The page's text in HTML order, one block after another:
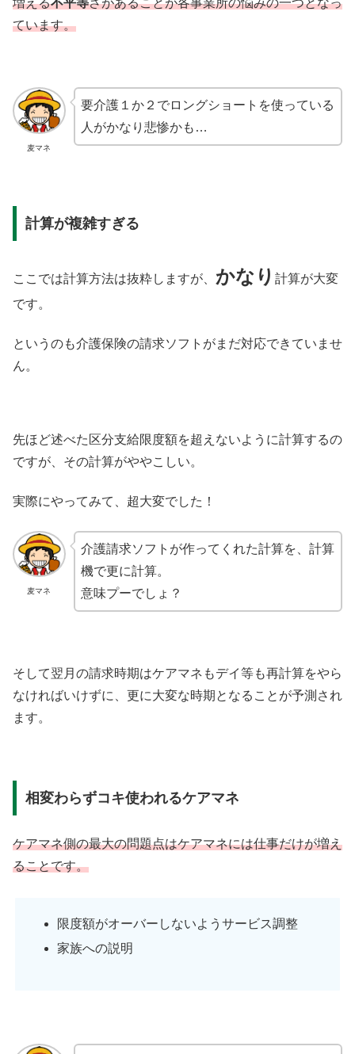
ています。
麦マネ
要介護１か２でロングショートを使っている
人がかなり悲惨かも…
計算が複雑すぎる
ここでは計算方法は抜粋しますが、 かなり 計算が大変
です。
というのも介護保険の請求ソフトがまだ対応できていませ
ん。
先ほど述べた区分支給限度額を超えないように計算するの
ですが、その計算がややこしい。
実際にやってみて、超大変でした！
麦マネ
介護請求ソフトが作ってくれた計算を、計算
機で更に計算。
意味プーでしょ？
そして翌月の請求時期はケアマネもデイ等も再計算をやら
なければいけずに、更に大変な時期となることが予測され
ます。
相変わらずコキ使われるケアマネ
ケアマネ側の最大の問題点はケアマネには仕事だけが増え
ることです。
限度額がオーバーしないようサービス調整
家族への説明